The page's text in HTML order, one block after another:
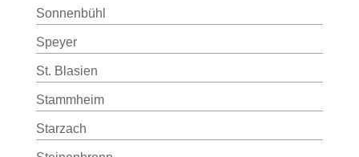
Sonnenbühl
Speyer
St. Blasien
Stammheim
Starzach